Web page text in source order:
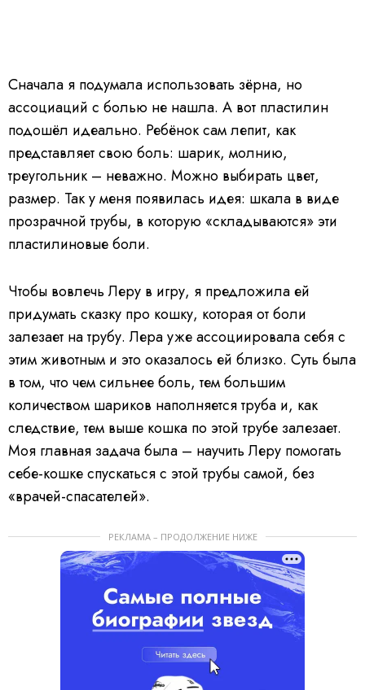
Сначала я подумала использовать зёрна, но
ассоциаций с болью не нашла. А вот пластилин
подошёл идеально. Ребёнок сам лепит, как
представляет свою боль: шарик, молнию,
треугольник – неважно. Можно выбирать цвет,
размер. Так у меня появилась идея: шкала в виде
прозрачной трубы, в которую «складываются» эти
пластилиновые боли.
Чтобы вовлечь Леру в игру, я предложила ей
придумать сказку про кошку, которая от боли
залезает на трубу. Лера уже ассоциировала себя с
этим животным и это оказалось ей близко. Суть была
в том, что чем сильнее боль, тем большим
количеством шариков наполняется труба и, как
следствие, тем выше кошка по этой трубе залезает.
Моя главная задача была – научить Леру помогать
себе-кошке спускаться с этой трубы самой, без
«врачей-спасателей».
РЕКЛАМА – ПРОДОЛЖЕНИЕ НИЖЕ